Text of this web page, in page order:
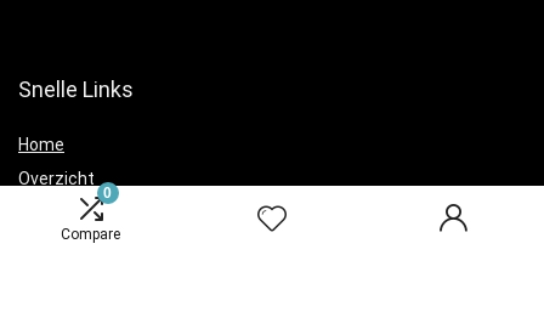
0
Compare
Snelle Links
Home
Overzicht